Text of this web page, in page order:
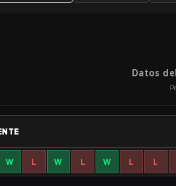
Datos
W L W L W L L